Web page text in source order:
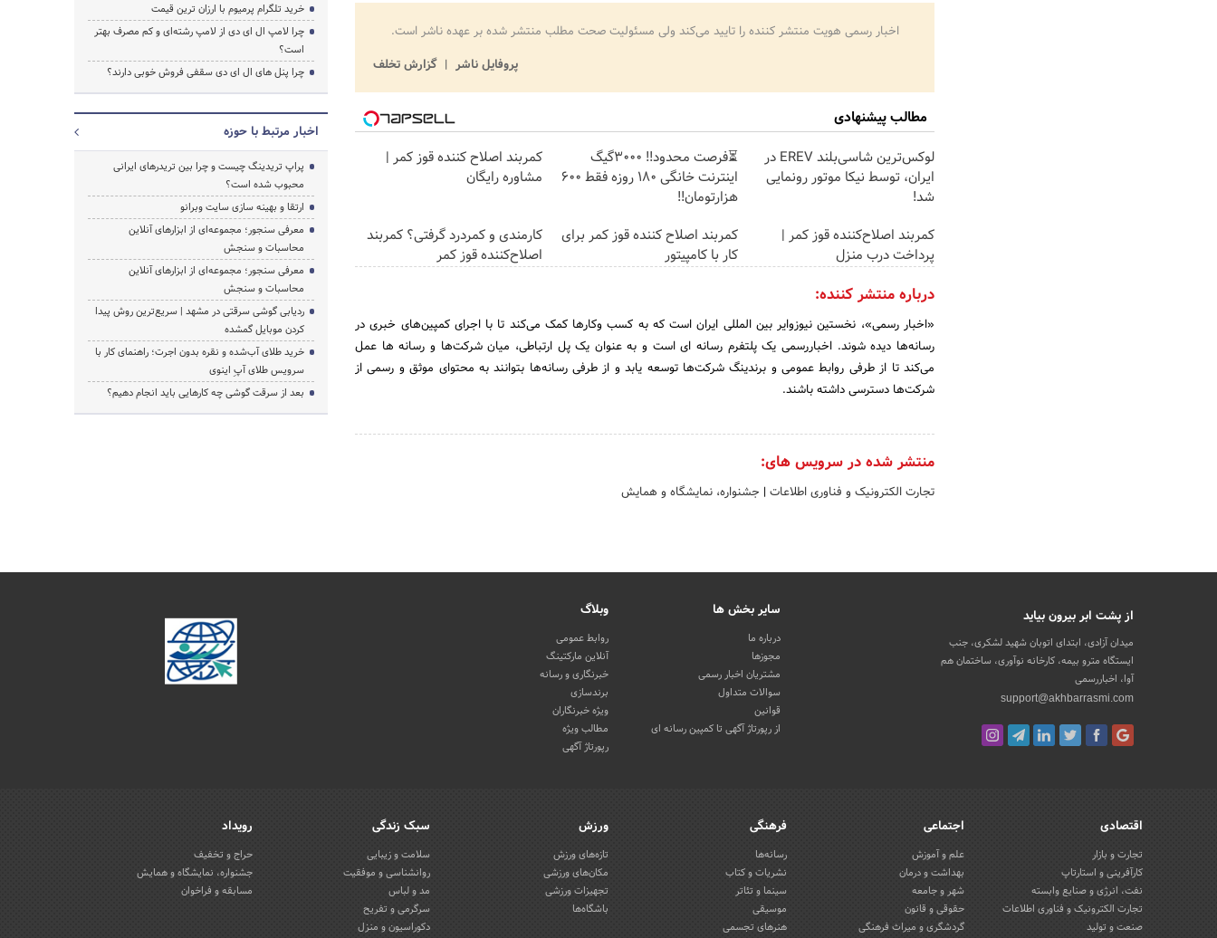
اخبار رسمی هویت منتشر کننده را تایید می‌کند ولی مسئولیت صحت مطلب منتشر شده بر عهده ناشر است.
پروفایل ناشر
گزارش تخلف
مطالب پیشنهادی
لوکس‌ترین شاسی‌بلند EREV در
ایران، توسط نیکا موتور رونمایی
شد!
⏳فرصت محدود!! 3000گیگ
اینترنت خانگی 180 روزه فقط 600
هزارتومان!!
کمربند اصلاح کننده قوز کمر |
مشاوره رایگان
کمربند اصلاح‌کننده قوز کمر |
پرداخت درب منزل
کمربند اصلاح کننده قوز کمر برای
کار با کامپیتور
کارمندی و کمردرد گرفتی؟ کمربند
اصلاح‌کننده قوز کمر
درباره منتشر کننده:
«اخبار رسمی»، نخستین نیوزوایر بین المللی ایران است که به کسب وکارها کمک می‌‎کند تا با اجرای کمپین‌های خبری در
رسانه‌ها دیده شوند. اخباررسمی یک پلتفرم رسانه ای است و به عنوان یک پل ارتباطی، میان شرکت‌ها و رسانه ها عمل
می‌کند تا از طرفی روابط عمومی و برندینگ شرکت‌ها توسعه یابد و از طرفی رسانه‌ها بتوانند به محتوای موثق و رسمی از
شرکت‌ها دسترسی داشته باشند.
منتشر شده در سرویس های:
تجارت الکترونیک و فناوری اطلاعات | جشنواره، نمایشگاه و همایش
خرید تلگرام پرمیوم با ارزان ترین قیمت
چرا لامپ ال ای دی از لامپ رشته‌ای و کم مصرف بهتر
است؟
چرا پنل های ال ای دی سقفی فروش خوبی دارند؟
اخبار مرتبط با حوزه
پراپ تریدینگ چیست و چرا بین تریدرهای ایرانی
محبوب شده است؟
ارتقا و بهینه سازی سایت وبرانو
معرفی سنجور؛ مجموعه‌ای از ابزارهای آنلاین
محاسبات و سنجش
معرفی سنجور؛ مجموعه‌ای از ابزارهای آنلاین
محاسبات و سنجش
ردیابی گوشی سرقتی در مشهد | سریع‌ترین روش پیدا
کردن موبایل گمشده
خرید طلای آب‌شده و نقره بدون اجرت؛ راهنمای کار با
سرویس طلای آپِ اینوی
بعد از سرقت گوشی چه کارهایی باید انجام دهیم؟
از پشت ابر بیرون بیاید
میدان آزادی، ابتدای اتوبان شهید لشکری، جنب
ایستگاه مترو بیمه، کارخانه نوآوری، ساختمان هم
آوا، اخباررسمی
support@akhbarrasmi.com
سایر بخش ها
درباره ما
مجوزها
مشتریان اخبار رسمی
سوالات متداول
قوانین
از رپورتاژ آگهی تا کمپین رسانه ای
وبلاگ
روابط عمومی
آنلاین مارکتینگ
خبرنگاری و رسانه
برندسازی
ویژه خبرنگاران
مطالب ویژه
رپورتاژ آگهی
اقتصادی
تجارت و بازار
کارآفرینی و استارتاپ
نفت، انرژی و صنایع وابسته
تجارت الکترونیک و فناوری اطلاعات
صنعت و تولید
اجتماعی
علم و آموزش
بهداشت و درمان
شهر و جامعه
حقوقی و قانون
گردشگری و میراث فرهنگی
فرهنگی
رسانه‌ها
نشریات و کتاب
سینما و تئاتر
موسیقی
هنرهای تجسمی
ورزش
تازه‌های ورزش
مکان‌های ورزشی
تجهیزات ورزشی
باشگاه‌ها
سبک زندگی
سلامت و زیبایی
روانشناسی و موفقیت
مد و لباس
سرگرمی و تفریح
دکوراسیون و منزل
رویداد
حراج و تخفیف
جشنواره، نمایشگاه و همایش
مسابقه و فراخوان